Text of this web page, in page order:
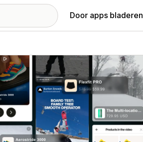
Door apps bladeren